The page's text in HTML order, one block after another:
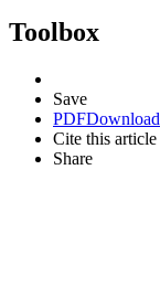
Toolbox
Save
PDFDownload
Cite this article
Share